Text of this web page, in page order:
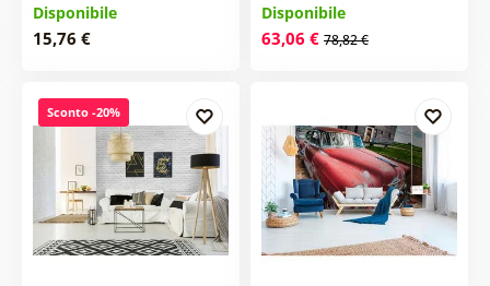
Disponibile
15,76 €
Disponibile
63,06 € 78,82 €
Sconto -20%